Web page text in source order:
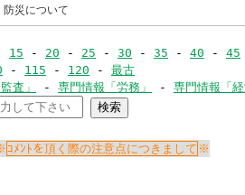
Explorerからの閲
恐れ入りま
ト推奨ブラウザ
Windows標準の
アクセスして頂くよ
災について
15 - 20 - 25 - 30 - 35 - 40 - 45
- 115 - 120 - 最古
査」 - 専門情報「労務」 - 専門情報「経
ｺﾒﾝﾄを頂く際の注意点につきまして